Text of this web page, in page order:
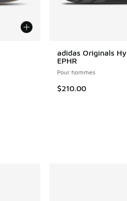
adidas Originals
EPHR
Pour hommes
$210.00